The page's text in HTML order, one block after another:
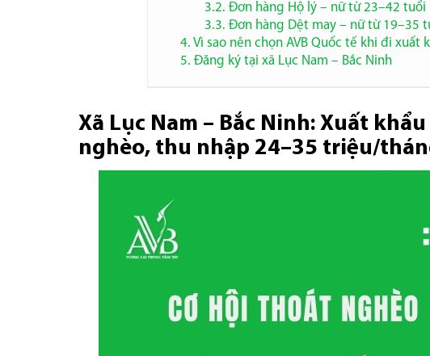
3.2. Đơn hàng Hộ lý – nữ từ 23–42 tuổi
3.3. Đơn hàng Dệt may – nữ từ 19–35
4. Vì sao nên chọn AVB Quốc tế khi đi xuất
5. Đăng ký tại xã Lục Nam – Bắc Ninh
Xã Lục Nam – Bắc Ninh: Xuất
nghèo, thu nhập 24–35 triệu/